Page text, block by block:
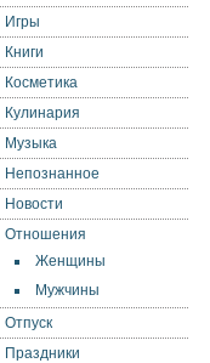
Игры
Книги
Косметика
Кулинария
Музыка
Непознанное
Новости
Отношения
Женщины
Мужчины
Отпуск
Праздники